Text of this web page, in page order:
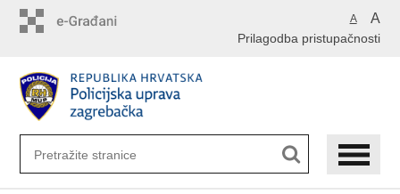
A A
Prilagodba pristupačnosti